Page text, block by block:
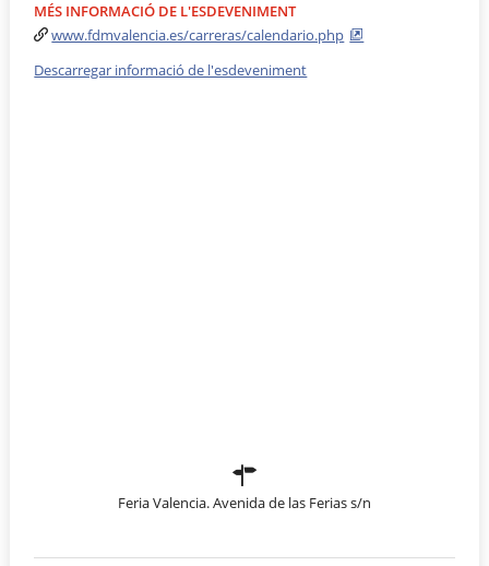
MÉS INFORMACIÓ DE L'ESDEVENIMENT
www.fdmvalencia.es/carreras/calendario.php
Descarregar informació de l'esdeveniment
Feria Valencia. Avenida de las Ferias s/n